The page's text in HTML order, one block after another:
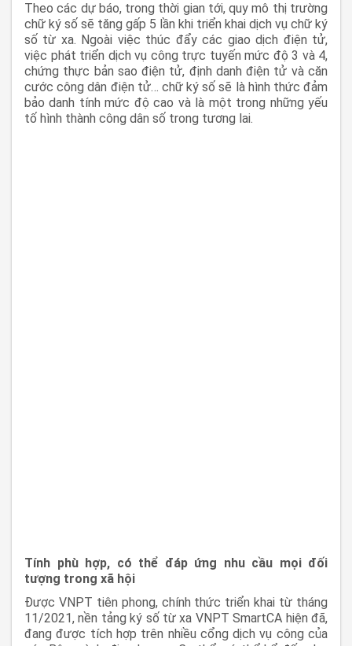
Theo các dự báo, trong thời gian tới, quy mô thị trường
chữ ký số sẽ tăng gấp 5 lần khi triển khai dịch vụ chữ ký
số từ xa. Ngoài việc thúc đẩy các giao dịch điện tử,
việc phát triển dịch vụ công trực tuyến mức độ 3 và 4,
chứng thực bản sao điện tử, định danh điện tử và căn
cước công dân điện tử… chữ ký số sẽ là hình thức đảm
bảo danh tính mức độ cao và là một trong những yếu
tố hình thành công dân số trong tương lai.
Tính phù hợp, có thể đáp ứng nhu cầu mọi đối
tượng trong xã hội
Được VNPT tiên phong, chính thức triển khai từ tháng
11/2021, nền tảng ký số từ xa VNPT SmartCA hiện đã,
đang được tích hợp trên nhiều cổng dịch vụ công của